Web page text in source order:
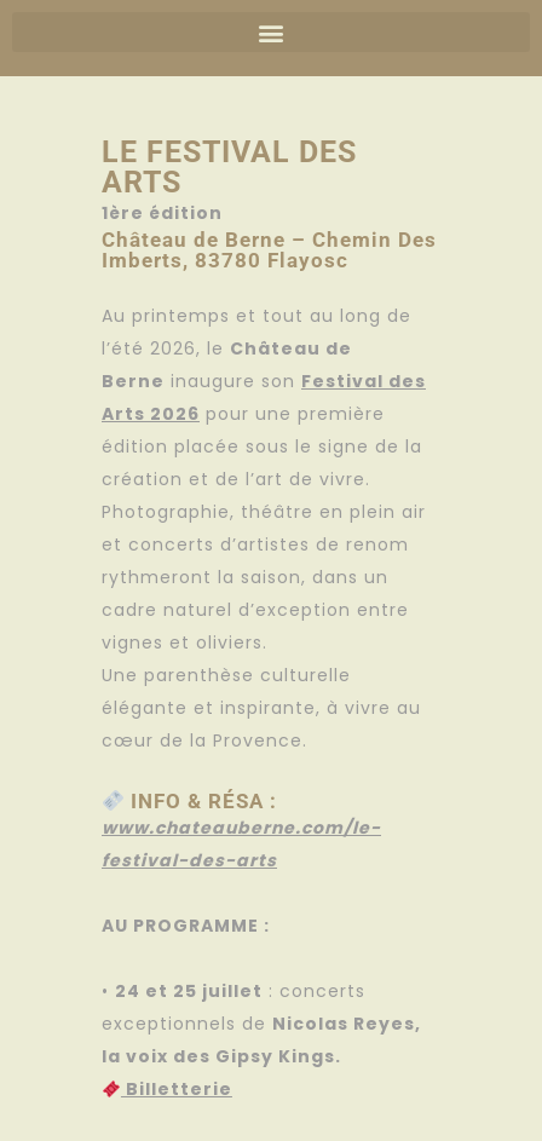
LE FESTIVAL DES
ARTS
1ère édition
Château de Berne – Chemin Des
Imberts, 83780 Flayosc
Au printemps et tout au long de
l’été 2026, le Château de
Berne inaugure son Festival des
Arts 2026 pour une première
édition placée sous le signe de la
création et de l’art de vivre.
Photographie, théâtre en plein air
et concerts d’artistes de renom
rythmeront la saison, dans un
cadre naturel d’exception entre
vignes et oliviers.
Une parenthèse culturelle
élégante et inspirante, à vivre au
cœur de la Provence.
INFO & RÉSA :
www.chateauberne.com/le-
festival-des-arts
AU PROGRAMME :
• 24 et 25 juillet : concerts
exceptionnels de Nicolas Reyes,
la voix des Gipsy Kings.
Billetterie